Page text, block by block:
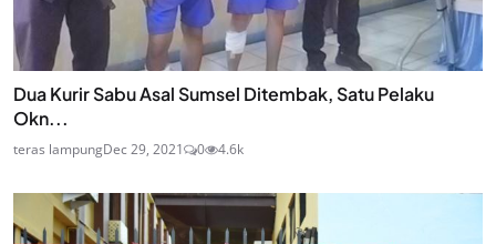
Dua Kurir Sabu Asal Sumsel Ditembak, Satu Pelaku
Okn...
teras lampungDec 29, 2021 0 4.6k